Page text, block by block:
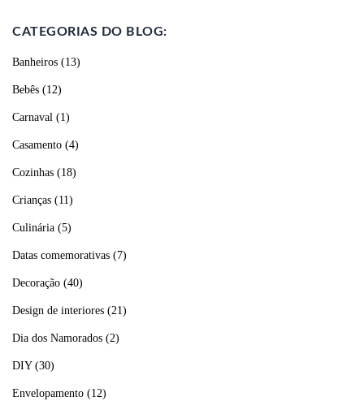
CATEGORIAS DO BLOG:
Banheiros (13)
Bebês (12)
Carnaval (1)
Casamento (4)
Cozinhas (18)
Crianças (11)
Culinária (5)
Datas comemorativas (7)
Decoração (40)
Design de interiores (21)
Dia dos Namorados (2)
DIY(30)
Envelopamento (12)